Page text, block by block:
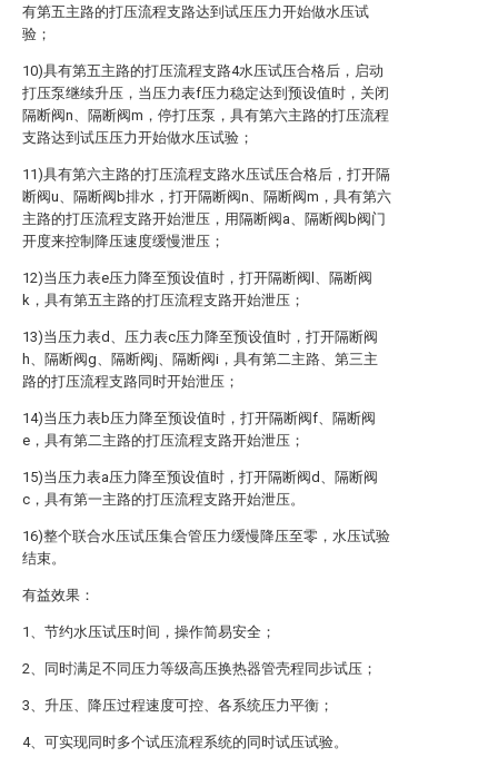
有第五主路的打压流程支路达到试压压力开始做水压试
验；
10)具有第五主路的打压流程支路4水压试压合格后，启动
打压泵继续升压，当压力表f压力稳定达到预设值时，关闭
隔断阀n、隔断阀m，停打压泵，具有第六主路的打压流程
支路达到试压压力开始做水压试验；
11)具有第六主路的打压流程支路水压试压合格后，打开隔
断阀u、隔断阀b排水，打开隔断阀n、隔断阀m，具有第六
主路的打压流程支路开始泄压，用隔断阀a、隔断阀b阀门
开度来控制降压速度缓慢泄压；
12)当压力表e压力降至预设值时，打开隔断阀l、隔断阀
k，具有第五主路的打压流程支路开始泄压；
13)当压力表d、压力表c压力降至预设值时，打开隔断阀
h、隔断阀g、隔断阀j、隔断阀i，具有第二主路、第三主
路的打压流程支路同时开始泄压；
14)当压力表b压力降至预设值时，打开隔断阀f、隔断阀
e，具有第二主路的打压流程支路开始泄压；
15)当压力表a压力降至预设值时，打开隔断阀d、隔断阀
c，具有第一主路的打压流程支路开始泄压。
16)整个联合水压试压集合管压力缓慢降压至零，水压试验
结束。
有益效果：
1、节约水压试压时间，操作简易安全；
2、同时满足不同压力等级高压换热器管壳程同步试压；
3、升压、降压过程速度可控、各系统压力平衡；
4、可实现同时多个试压流程系统的同时试压试验。